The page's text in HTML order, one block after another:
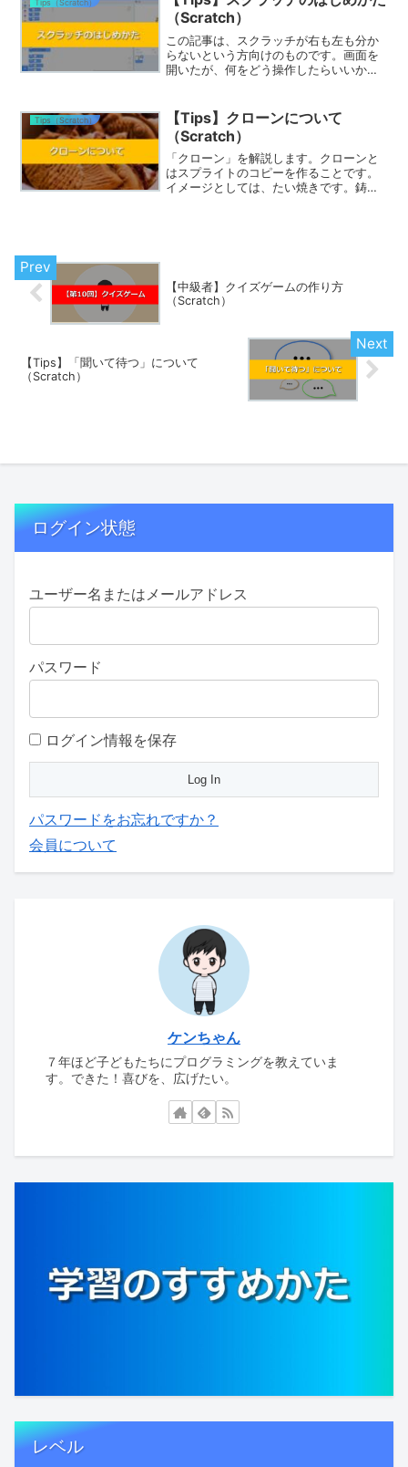
っている背景の一覧が出て...
Tips（Scratch）
（Scratch）
この記事は、スクラッチが右も左も分か
らないという方向けのものです。画面を
開いたが、何をどう操作したらいいか分
ましょう。以下のリンクをクリックして
ください。手順スクラッチ...
Tips（Scratch）
【Tips】クローンについて
（Scratch）
「クローン」を解説します。クローンと
はスプライトのコピーを作ることです。
イメージとしては、たい焼きです。鋳型
【中級者】クイズゲームの作り方
（Scratch）
【Tips】「聞いて待つ」について
（Scratch）
ログイン状態
ユーザー名またはメールアドレス
パスワード
ログイン情報を保存
パスワードをお忘れですか？
会員について
ケンちゃん
７年ほど子どもたちにプログラミングを教えていま
す。できた！喜びを、広げたい。
レベル